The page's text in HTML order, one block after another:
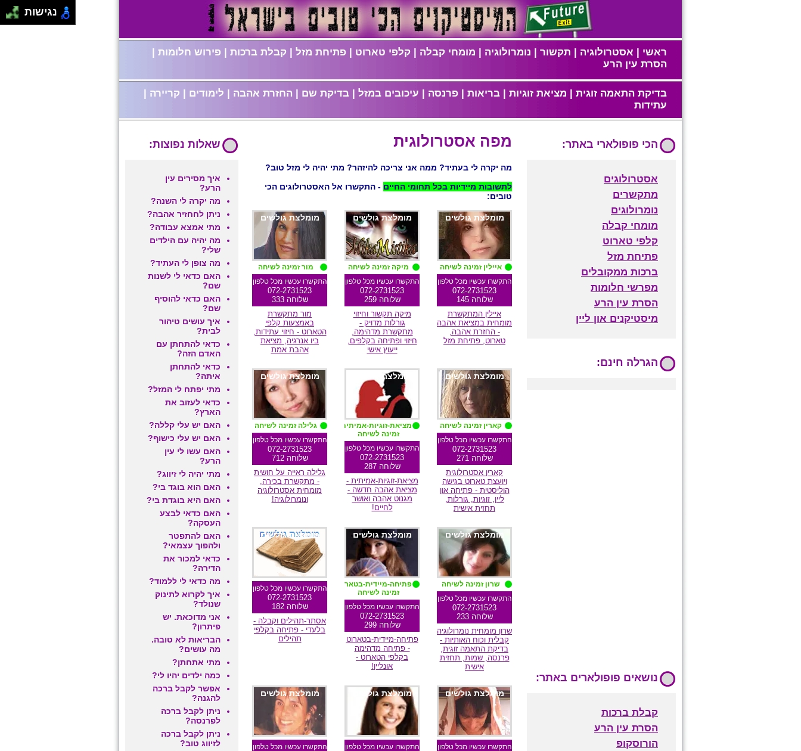
ראשי | אסטרולוגיה | תקשור | נומרולוגיה | מומחי קבלה | קלפי טארוט | פתיחת מזל | קבלת ברכות | פירוש חלומות |
הסרת עין הרע
בדיקת התאמה זוגית | מציאת זוגיות | בריאות | פרנסה | עיכובים במזל | בדיקת שם | החזרת אהבה | לימודים | קריירה |
עתידות
מפה אסטרולוגית
מה יקרה לי בעתיד? ממה אני צריכה להיזהר? מתי יהיה לי מזל טוב?
לתשובות מיידיות בכל תחומי החיים - התקשרו אל האסטרולוגים הכי
טובים:
מומלצת גולשים
איילין זמינה לשיחה
התקשרו עכשיו מכל טלפון
072-2731523
שלוחה 145
איילין המתקשרת
מומחית במציאת אהבה
- החזרת אהבה,
טארוט, פתיחת מזל
מומלצת גולשים
מיקה זמינה לשיחה
התקשרו עכשיו מכל טלפון
072-2731523
שלוחה 259
מיקה תקשור וחיזוי
גורלות מדויק -
מתקשרת מדהימה,
חיזוי ופתיחה בקלפים,
ייעוץ אישי
מומלצת גולשים
מור זמינה לשיחה
התקשרו עכשיו מכל טלפון
072-2731523
שלוחה 333
מור מתקשרת
באמצעות קלפי
הטארוט - חיזוי עתידות,
ביו אנרגיה, מציאת
אהבת אמת
מומלצת גולשים
קארין זמינה לשיחה
התקשרו עכשיו מכל טלפון
072-2731523
שלוחה 271
קארין אסטרולוגית
ויועצת טארוט בגישה
הוליסטית - פתיחה און
ליין, זוגיות, גורלות,
תחזית אישית
מומלצת גולשים
מציאת-זוגיות-אמיתית
זמינה לשיחה
התקשרו עכשיו מכל טלפון
072-2731523
שלוחה 287
מציאת-זוגיות-אמיתית -
מציאת אהבה חדשה -
מגנוט אהבה ואושר
לחיים!
מומלצת גולשים
גלילה זמינה לשיחה
התקשרו עכשיו מכל טלפון
072-2731523
שלוחה 712
גלילה ראייה על חושית
- מתקשרת בכירה,
מומחית אסטרולוגיה
ונומרולוגיה!
מומלצת גולשים
שרון זמינה לשיחה
התקשרו עכשיו מכל טלפון
072-2731523
שלוחה 233
שרון מומחית נומרולוגיה
קבלית וכוח האותיות -
בדיקת התאמה זוגית,
פרנסה, שמות, תחזית
אישית
מומלצת גולשים
פתיחה-מיידית-בטארוט
זמינה לשיחה
התקשרו עכשיו מכל טלפון
072-2731523
שלוחה 299
פתיחה-מיידית-בטארוט
- פתיחה מדהימה
בקלפי הטארוט -
אונליין!
מומלצת גולשים
התקשרו עכשיו מכל טלפון
072-2731523
שלוחה 182
אסתר-תהילים וקבלה -
בלעדי - פתיחה בקלפי
תהילים
מומלצת גולשים
התקשרו עכשיו מכל טלפון
מומלצת גולשים
התקשרו עכשיו מכל טלפון
מומלצת גולשים
התקשרו עכשיו מכל טלפון
שאלות נפוצות:
איך מסירים עין
הרע?
מה יקרה לי השנה?
ניתן לחחזיר אהבה?
מתי אמצא עבודה?
מה יהיה עם הילדים
שלי?
מה צופן לי העתיד?
האם כדאי לי לשנות
שם?
האם כדאי להוסיף
שם?
איך עושים טיהור
לבית?
כדאי להתחתן עם
האדם הזה?
כדאי להתחתן
איתה?
מתי יפתח לי המזל?
כדאי לעזוב את
הארץ?
האם יש עלי קללה?
האם יש עלי כישוף?
האם עשו לי עין
הרע?
מתי יהיה לי זיווג?
האם הוא בוגד בי?
האם היא בוגדת בי?
האם כדאי לבצע
העסקה?
האם להתפטר
ולהפוך עצמאי?
כדאי למכור את
הדירה?
מה כדאי לי ללמוד?
איך לקרוא לתינוק
שנולד?
אני מדוכאת. יש
פיתרון?
הבריאות לא טובה.
מה עושים?
מתי אתחתן?
כמה ילדים יהיו לי?
אפשר לקבל ברכה
להגנה?
ניתן לקבל ברכה
לפרנסה?
ניתן לקבל ברכה
לזיווג טוב?
הכי פופולארי באתר:
אסטרולוגים
מתקשרים
נומרולוגים
מומחי קבלה
קלפי טארוט
פתיחת מזל
ברכות ממקובלים
מפרשי חלומות
הסרת עין הרע
מיסטיקנים און ליין
הגרלה חינם:
נושאים פופולארים באתר:
קבלת ברכות
הסרת עין הרע
הורוסקופ
נגישות